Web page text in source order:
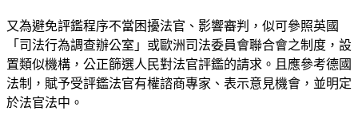
又為避免評鑑程序不當困擾法官、影響審判，似可參照英國
「司法行為調查辦公室」或歐洲司法委員會聯合會之制度，設
置類似機構，公正篩選人民對法官評鑑的請求。且應參考德國
法制，賦予受評鑑法官有權諮商專家、表示意見機會，並明定
於法官法中。